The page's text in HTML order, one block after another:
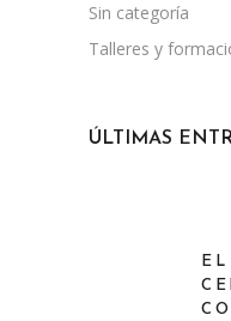
Sin categoría
Talleres y
ÚLTIMAS